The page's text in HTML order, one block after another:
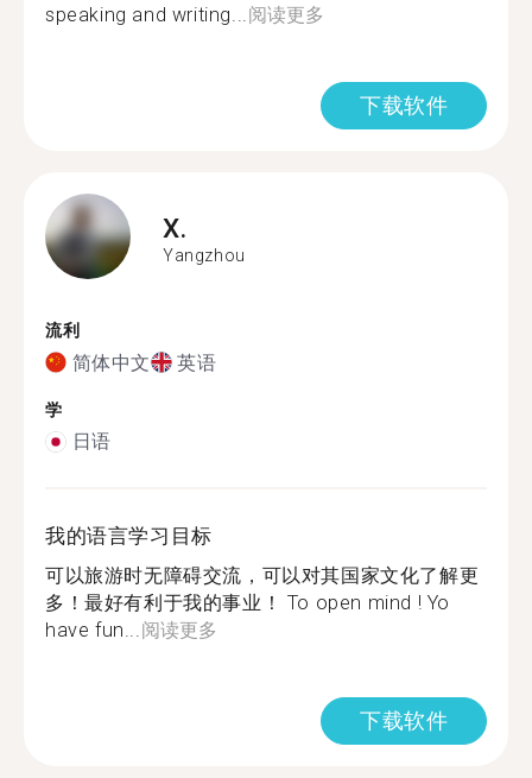
speaking and writing...阅读更多
下载软件
X.
Yangzhou
流利
简体中文 英语
学
日语
我的语言学习目标
可以旅游时无障碍交流，可以对其国家文化了解更
多！最好有利于我的事业！ To open mind ! Yo
have fun...阅读更多
下载软件